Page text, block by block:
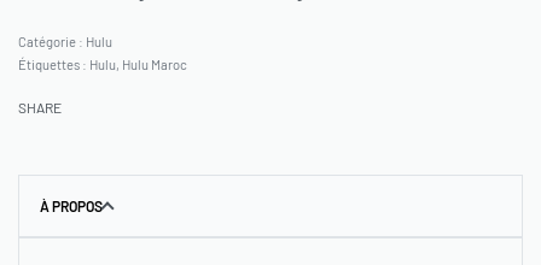
Catégorie : Hulu
Étiquettes : Hulu, Hulu Maroc
SHARE
À PROPOS